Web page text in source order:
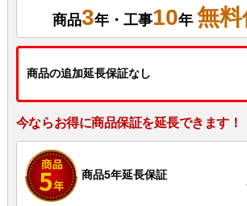
商品3年・工事10年 無
商品の追加延長保証なし
今ならお得に商品保証を延長できます！
商品5年延長保証